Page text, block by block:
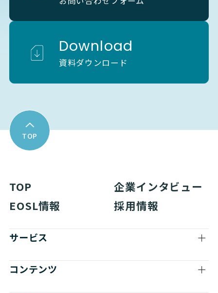
Download
資料ダウンロード
TOP
TOP
企業インタビュー
EOSL情報
採用情報
サービス
コンテンツ